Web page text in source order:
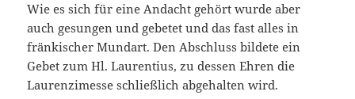
Wie es sich für eine Andacht gehört wurde aber
auch gesungen und gebetet und das fast alles in
fränkischer Mundart. Den Abschluss bildete ein
Gebet zum Hl. Laurentius, zu dessen Ehren die
Laurenzimesse schließlich abgehalten wird.